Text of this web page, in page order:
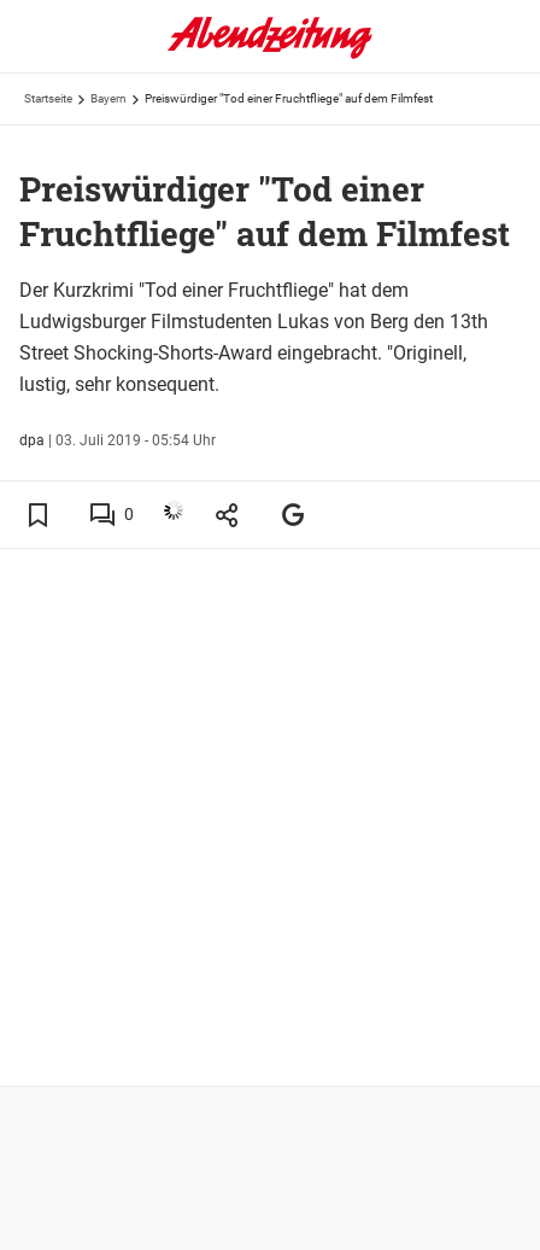
Startseite Bayern Preiswürdiger "Tod einer Fruchtfliege" auf dem Filmfest
Preiswürdiger "Tod einer
Fruchtfliege" auf dem Filmfest
Der Kurzkrimi "Tod einer Fruchtfliege" hat dem
Ludwigsburger Filmstudenten Lukas von Berg den 13th
Street Shocking-Shorts-Award eingebracht. "Originell,
lustig, sehr konsequent.
dpa | 03. Juli 2019 - 05:54 Uhr
0